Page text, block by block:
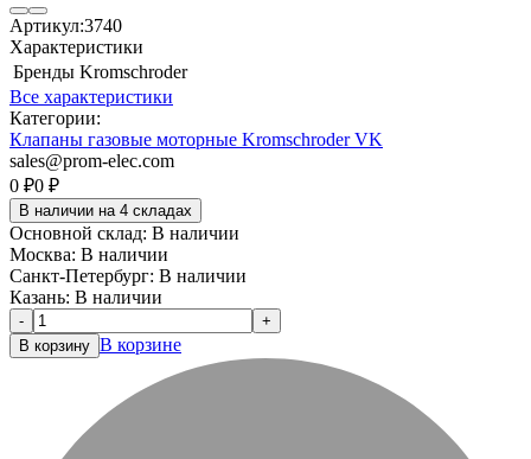
Артикул:3740
Характеристики
Бренды Kromschroder
Все характеристики
Категории:
Клапаны газовые моторные Kromschroder VK
sales@prom-elec.com
0 ₽0 ₽
В наличии на 4 складах
Основной склад: В наличии
Москва: В наличии
Санкт-Петербург: В наличии
Казань: В наличии
-
+
В корзину В корзине